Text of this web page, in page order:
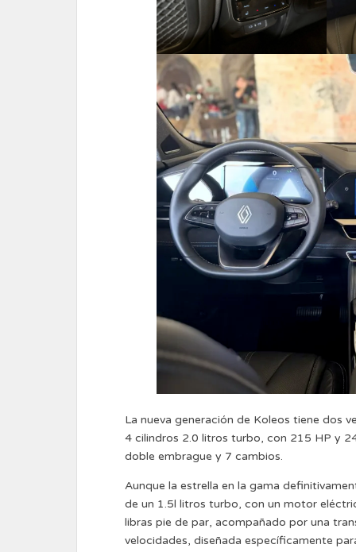
La nueva generación de Koleos tiene dos
4 cilindros 2.0 litros turbo, con 215 HP y
doble embrague y 7 cambios.
Aunque la estrella en la gama
de un 1.5l litros turbo, con un motor
libras pie de par, acompañado por una
velocidades, diseñada específicamente